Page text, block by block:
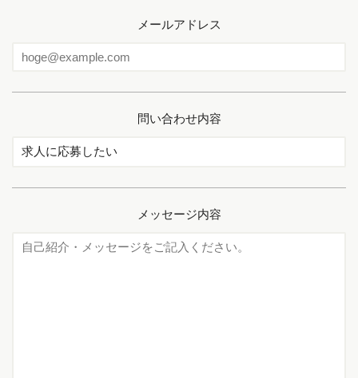
メールアドレス
問い合わせ内容
メッセージ内容